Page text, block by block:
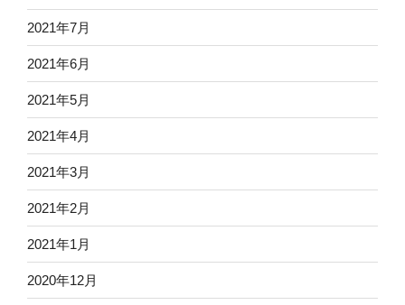
2021年7月
2021年6月
2021年5月
2021年4月
2021年3月
2021年2月
2021年1月
2020年12月